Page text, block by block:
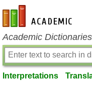
en-academic.com
Academic
Interpretations